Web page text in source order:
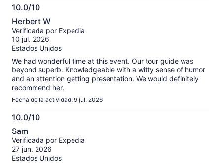
10.0/10
10.0
de
10
Herbert W
Verificada por Expedia
10 jul. 2026
Estados Unidos
We had wonderful time at this event. Our tour guide was
beyond superb. Knowledgeable with a witty sense of humor
and an attention getting presentation. We would definitely
recommend her.
Fecha de la actividad: 9 jul. 2026
10.0/10
10.0
de
10
Sam
Verificada por Expedia
27 jun. 2026
Estados Unidos